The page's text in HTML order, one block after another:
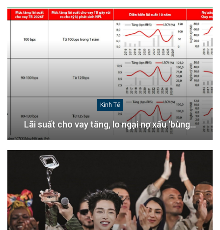
Kinh Tế
Lãi suất cho vay tăng, lo ngại nợ xấu ‘bùng…